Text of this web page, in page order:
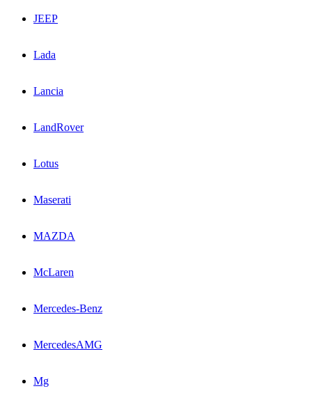
JEEP
Lada
Lancia
LandRover
Lotus
Maserati
MAZDA
McLaren
Mercedes-Benz
MercedesAMG
Mg